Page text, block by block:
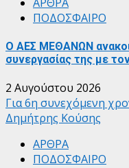
ΠΟΔΟΣΦΑΙΡΟ
Ο ΑΕΣ ΜΕΘΑΝΩΝ
συνεργασίας της με
2 Αυγούστου 2026
Για 6η συνεχόμενη
Δημήτρης Κούσης
ΑΡΘΡΑ
ΠΟΔΟΣΦΑΙΡΟ